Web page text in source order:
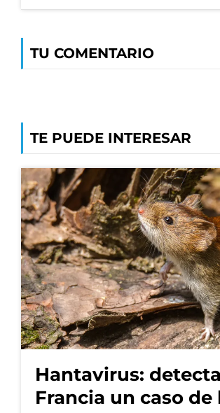
TU COMENTARIO
TE PUEDE INTERESAR
Hantavirus:
Francia un caso de